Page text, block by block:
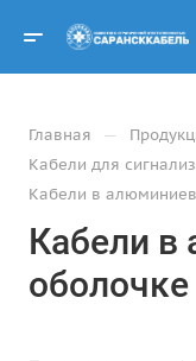
Главная —
Кабели для
Кабели в
Кабели в
оболочке